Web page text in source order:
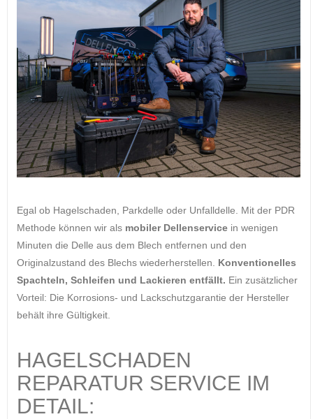
Egal ob Hagelschaden, Parkdelle oder Unfalldelle. Mit der PDR
Methode können wir als mobiler Dellenservicein wenigen
Minuten die Delle aus dem Blech entfernen und den
Originalzustand des Blechs wiederherstellen. Konventionelles
Spachteln, Schleifen und Lackieren entfällt. Ein zusätzlicher
Vorteil: Die Korrosions- und Lackschutzgarantie der Hersteller
behält ihre Gültigkeit.
HAGELSCHADEN
REPARATUR SERVICE IM
DETAIL: